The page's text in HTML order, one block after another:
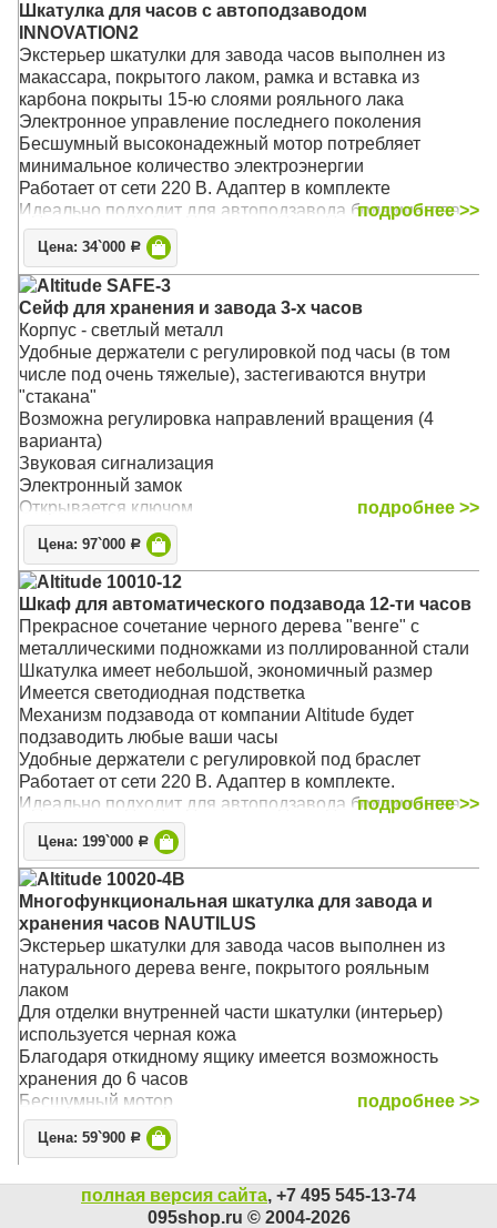
Шкатулка для часов с автоподзаводом
INNOVATION2
Экстерьер шкатулки для завода часов выполнен из
макассара, покрытого лаком, рамка и вставка из
карбона покрыты 15-ю слоями рояльного лака
Электронное управление последнего поколения
Бесшумный высоконадежный мотор потребляет
минимальное количество электроэнергии
Работает от сети 220 В. Адаптер в комплекте
Идеально подходит для автоподзавода большинства
механических часов
Есть встроенные программы, возможность выбора
пользовательского режима и регулировка количества
оборотов
Основной режим - 1800 оборотов в сутки
Подушечка и держатель - универсальные, размер
регулируется под конкретные часы
Материал: Дерево
Размер: 32 х 21 х 22 см
подробнее >>
Цена: 34`000 Р
Altitude SAFE-3
Сейф для хранения и завода 3-х часов
Корпус - светлый металл
Удобные держатели с регулировкой под часы (в том
числе под очень тяжелые), застегиваются внутри
"стакана"
Возможна регулировка направлений вращения (4
варианта)
Звуковая сигнализация
Электронный замок
Открывается ключом
1 класс защиты
Внутренняя мягкая подсветка
Крепление к стене
Сертифицирован РосТест
Материал: Металл
Размер: 48 х 44 24 см
подробнее >>
Цена: 97`000 Р
Altitude 10010-12
Шкаф для автоматического подзавода 12-ти часов
Прекрасное сочетание черного дерева "венге" с
металлическими подножками из поллированной стали
Шкатулка имеет небольшой, экономичный размер
Имеется светодиодная подстветка
Механизм подзавода от компании Altitude будет
подзаводить любые ваши часы
Удобные держатели с регулировкой под браслет
Работает от сети 220 В. Адаптер в комплекте.
Идеально подходит для автоподзавода большинства
механических часов, есть встроенные программы,
возможность выбора пользовательского режима и
регулировка количества оборотов
Основной режим - 1850 оборотов в сутки
Подушечка и держатель - универсальные, размер
регулируется под конкретные часы
Материал: Дерево
Размер: 46 х 30 х 53 см
подробнее >>
Цена: 199`000 Р
Altitude 10020-4B
Многофункциональная шкатулка для завода и
хранения часов NAUTILUS
Экстерьер шкатулки для завода часов выполнен из
натурального дерева венге, покрытого рояльным
лаком
Для отделки внутренней части шкатулки (интерьер)
используется черная кожа
Благодаря откидному ящику имеется возможность
хранения до 6 часов
Бесшумный мотор
Универсальный: работает от сети 220 В. Адаптер в
комплекте.
механических часов, есть встроенные программы,
возможность выбора пользовательского режима и
подробнее >>
Цена: 59`900 Р
полная версия сайта, +7 495 545-13-74
095shop.ru © 2004-2026